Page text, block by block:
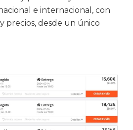
e internacional, con
precios, desde un único